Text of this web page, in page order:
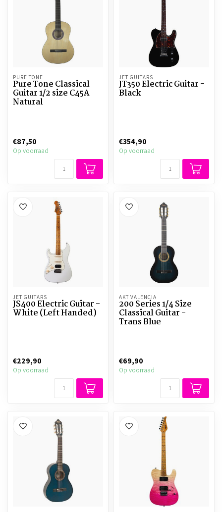
PURE TONE
Pure Tone Classical
Guitar 1/2 size C45A
Natural
€87,50
Op voorraad
JET GUITARS
JT350 Electric Guitar -
Black
€354,90
Op voorraad
JET GUITARS
JS400 Electric Guitar -
White (Left Handed)
€229,90
Op voorraad
AKT VALENCIA
200 Series 1/4 Size
Classical Guitar -
Trans Blue
€69,90
Op voorraad